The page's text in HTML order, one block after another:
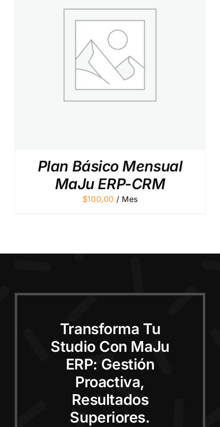
Plan Básico Mensual
MaJu ERP-CRM
$100,00 / Mes
Transforma Tu
Studio Con MaJu
ERP: Gestión
Proactiva,
Resultados
Superiores.